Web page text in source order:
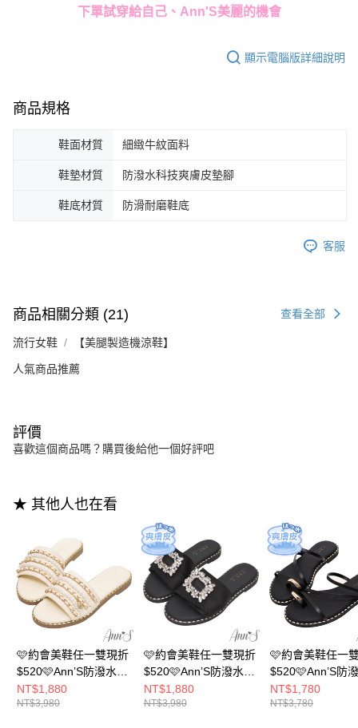
下單試穿給自己、Ann'S美麗的機會
顯示電腦版詳細說明
商品規格
鞋面材質 細緻牛紋面料
鞋墊材質 防潑水科技爽膚皮墊腳
鞋底材質 防滑耐磨鞋底
客服
商品相關分類 (21) 查看全部
流行女鞋 【美腿製造機涼鞋】
人氣商品推薦
評價
喜歡這個商品嗎？購買後給他一個好評吧
★ 其他人也在看
🩷約會美鞋任一雙現折
$520🩷Ann’S防潑水爽
膚皮-金鍊珍珠貝殼吊
飾寬版圓頭拖鞋1.5cm-
NT$1,880
NT$3,980
🩷約會美鞋任一雙現折
$520🩷Ann’S防潑水爽
膚皮-寬織帶方鑽寬版
圓頭拖鞋1.5cm-黑
NT$1,880
NT$3,980
🩷約會美鞋任一
$520🩷Ann’S防
膚皮-金色腳戒線
寬版圓頭拖鞋
NT$1,780
NT$3,780